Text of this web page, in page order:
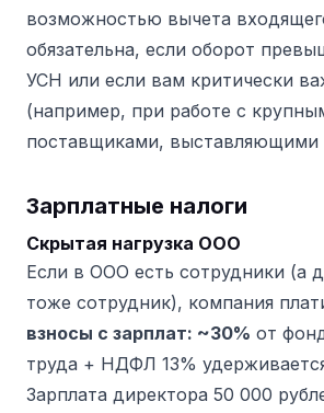
возможностью вычета
обязательна, если оборот
УСН или если вам критически
(например, при работе с
поставщиками, выставляющими
Зарплатные налоги
Скрытая нагрузка ООО
Если в ООО есть сотрудники (а
тоже сотрудник), компания
взносы с зарплат: ~30% от
труда + НДФЛ 13%
Зарплата директора 50 000